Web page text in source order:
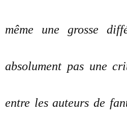
même une grosse
absolument pas une
entre les auteurs de